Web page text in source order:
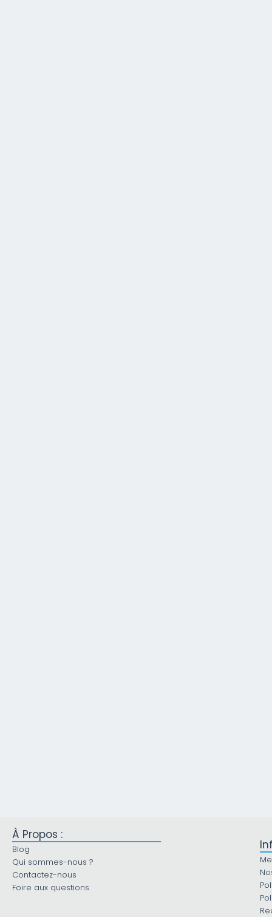
À Propos :
Blog
Qui sommes-nous ?
Contactez-nous
Foire aux questions